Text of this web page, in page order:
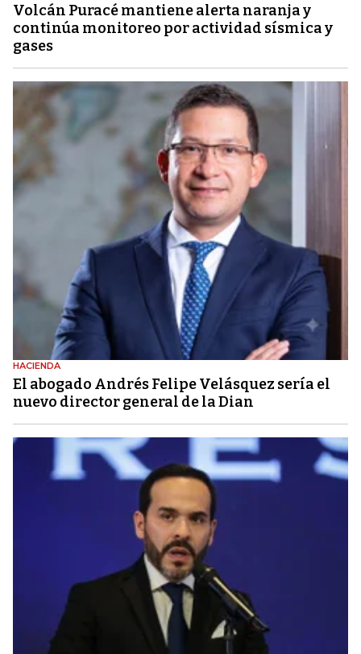
Volcán Puracé mantiene alerta naranja y
continúa monitoreo por actividad sísmica y
gases
HACIENDA
El abogado Andrés Felipe Velásquez sería el
nuevo director general de la Dian